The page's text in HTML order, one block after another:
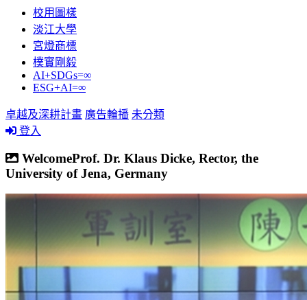
校用圖樣
淡江大學
宮燈商標
樸實剛毅
AI+SDGs=∞
ESG+AI=∞
卓越及深耕計畫 廣告輪播 未分類
登入
WelcomeProf. Dr. Klaus Dicke, Rector, the
University of Jena, Germany